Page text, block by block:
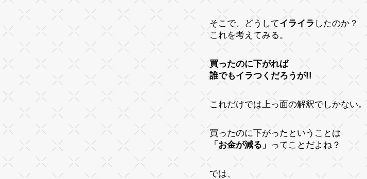
そこで、どうしてイライラ したのか？
これを考えてみる。
買ったのに下がれば
誰でもイラつくだろうが!!
これだけでは上っ面の解釈でしかない。
買ったのに下がったということは
「お金が減る」 ってことだよね？
では、